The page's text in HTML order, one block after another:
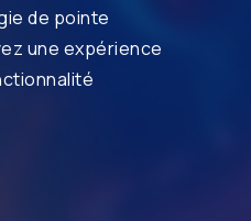
de pointe
une expérience